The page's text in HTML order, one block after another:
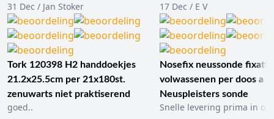
31 Dec / Jan Stoker
Tork 120398 H2 handdoekjes
21.2x25.5cm per 21x180st.
zenuwarts niet praktiserend
goed..
17 Dec / E V
Nosefix neussonde
volwassenen per doos a
Neuspleisters sonde
Snelle levering prima in